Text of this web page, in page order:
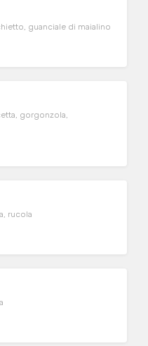
guanciale di maialino
gorgonzola,
rucola